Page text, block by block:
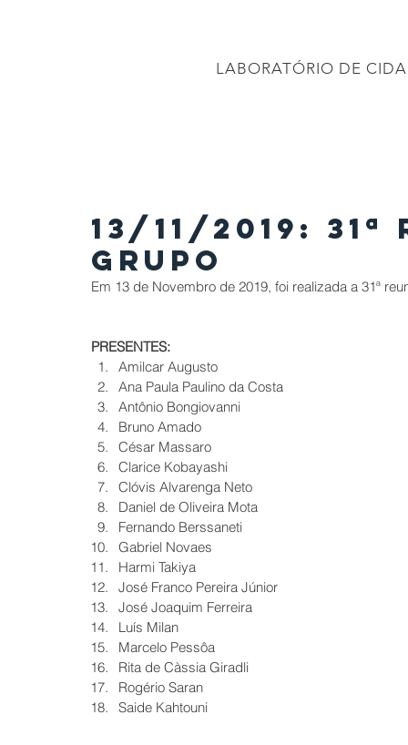
LABORATÓRIO DE
13/11/2019:
Grupo
Em 13 de Novembro de 2019, foi realizada a 31ª
PRESENTES:
Amilcar Augusto
Ana Paula Paulino da Costa
Antônio Bongiovanni
Bruno Amado
César Massaro
Clarice Kobayashi
Clóvis Alvarenga Neto
Daniel de Oliveira Mota
Fernando Berssaneti
Gabriel Novaes
Harmi Takiya
José Franco Pereira Júnior
José Joaquim Ferreira
Luís Milan
Marcelo Pessôa
Rita de Càssia Giradli
Rogério Saran
Saide Kahtouni